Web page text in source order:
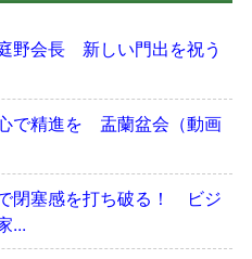
野会長 新しい門出を祝う
で精進を 盂蘭盆会（動画
閉塞感を打ち破る！ ビジ
...